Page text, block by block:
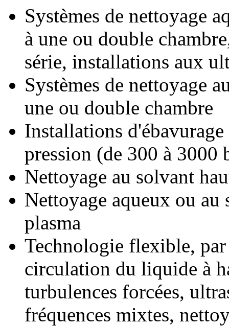
Systèmes de nettoyage
à une ou double
série, installations aux
Systèmes de nettoyage
une ou double chambre
Installations
pression (de 300 à 3000
Nettoyage au solvant
Nettoyage aqueux ou
plasma
Technologie flexible,
circulation du liquide à
turbulences forcées,
fréquences mixtes,